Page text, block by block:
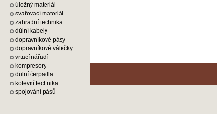
úložný materiál
svařovací materiál
zahradní technika
důlní kabely
dopravníkové pásy
dopravníkové válečky
vrtací nářadí
kompresory
důlní čerpadla
kotevní technika
spojování pásů